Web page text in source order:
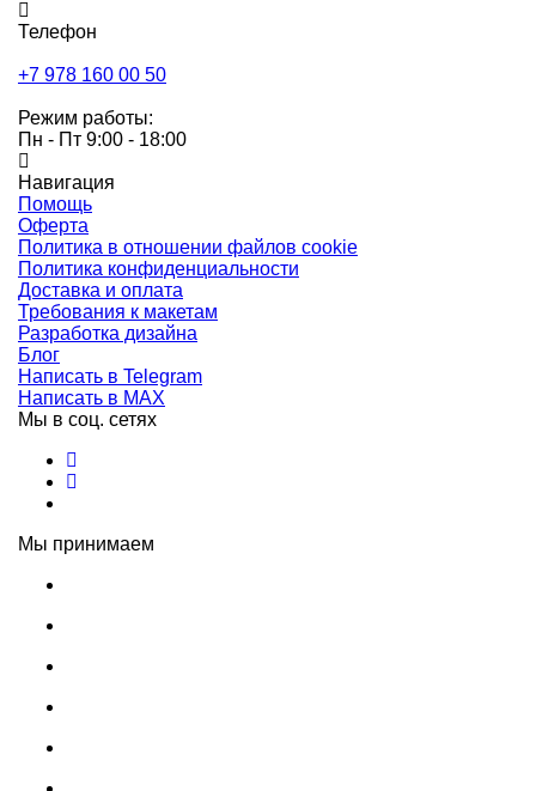
Телефон
+7 978 160 00 50
Режим работы:
Пн - Пт 9:00 - 18:00
Навигация
Помощь
Оферта
Политика в отношении файлов cookie
Политика конфиденциальности
Доставка и оплата
Требования к макетам
Разработка дизайна
Блог
Написать в Telegram
Написать в MAX
Мы в соц. сетях
Мы принимаем